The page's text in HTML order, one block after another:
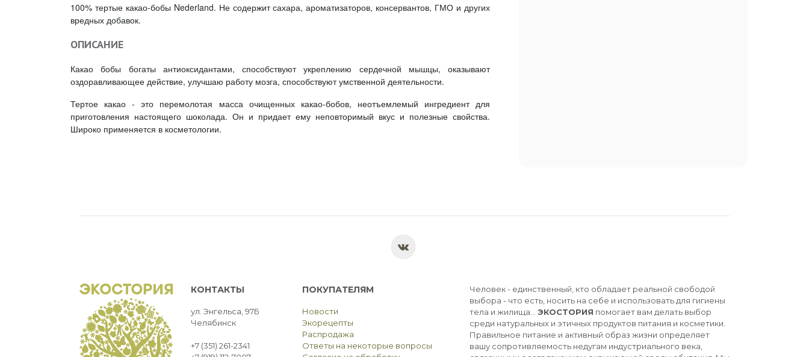
100% тертые какао-бобы Nederland. Не содержит сахара, ароматизаторов, консервантов, ГМО и других
вредных добавок.
ОПИСАНИЕ
Какао бобы богаты антиоксидантами, способствуют укреплению сердечной мышцы, оказывают
оздоравливающее действие, улучшаю работу мозга, способствуют умственной деятельности.
Тертое какао - это перемолотая масса очищенных какао-бобов, неотъемлемый ингредиент для
приготовления настоящего шоколада. Он и придает ему неповторимый вкус и полезные свойства.
Широко применяется в косметологии.
КОНТАКТЫ
ул. Энгельса, 97Б
Челябинск
+7 (351) 261-2341
ПОКУПАТЕЛЯМ
Новости
Экорецепты
Распродажа
Ответы на некоторые вопросы
Человек - единственный, кто обладает реальной свободой
выбора - что есть, носить на себе и использовать для гигиены
тела и жилища... ЭКОСТОРИЯ помогает вам делать выбор
среди натуральных и этичных продуктов питания и косметики.
Правильное питание и активный образ жизни определяет
вашу сопротивляемость недугам индустриального века,